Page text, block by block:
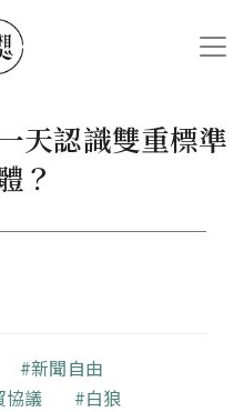
天認識雙重標準
？
。做過不少莫名其妙的
些都太神奇了，反正列
新聞自由
協議
白狼